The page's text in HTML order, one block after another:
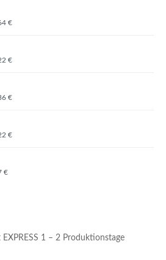
€
€
€
€
€
1 – 2 Produktionstage